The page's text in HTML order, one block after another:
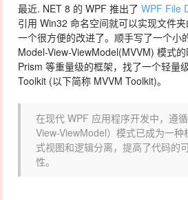
最近. NET 8 的 WPF 推出了WPF File
引用Win32 命名空间就可以实现文件
一个很方便的改进了。顺手写了一个小
Model-View-ViewModel(MVVM) 模式
Prism 等重量级的框架，找了一个轻量
Toolkit (以下简称 MVVM Toolkit)。
在现代 WPF 应用程序开发中，遵
View-ViewModel）模式已成为一种
式视图和逻辑分离，提高了代码的
性。